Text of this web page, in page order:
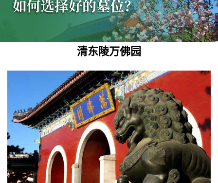
清东陵万佛园